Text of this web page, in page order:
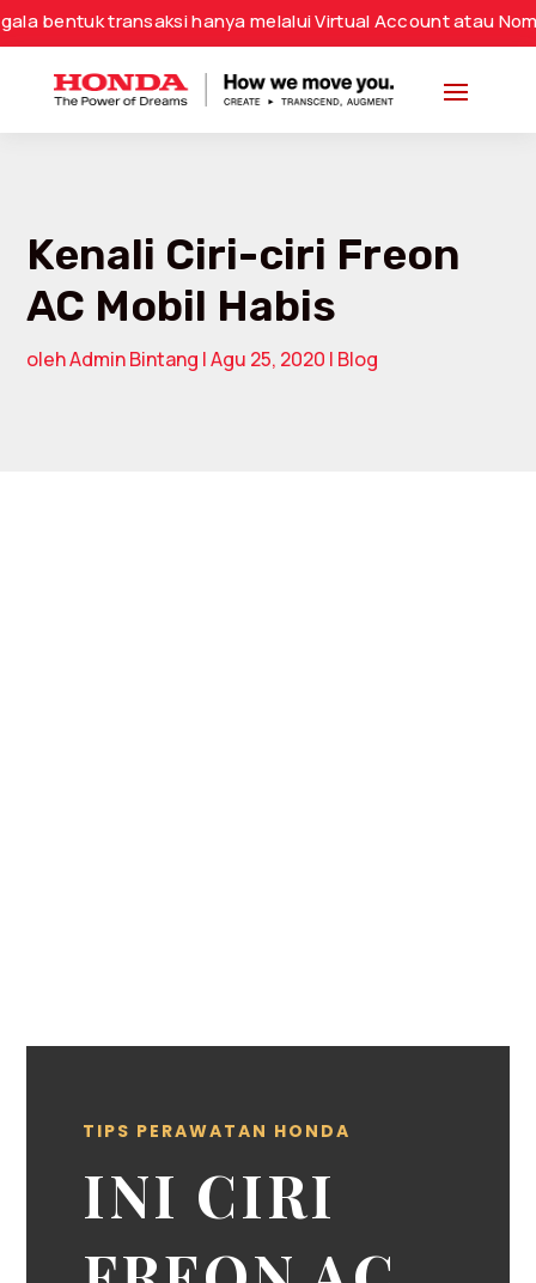
hanya melalui Virtual Account atau Nomor
Kenali Ciri-ciri Freon
AC Mobil Habis
olehAdmin Bintang |Agu 25, 2020 | Blog
TIPS PERAWATAN HONDA
INI CIRI